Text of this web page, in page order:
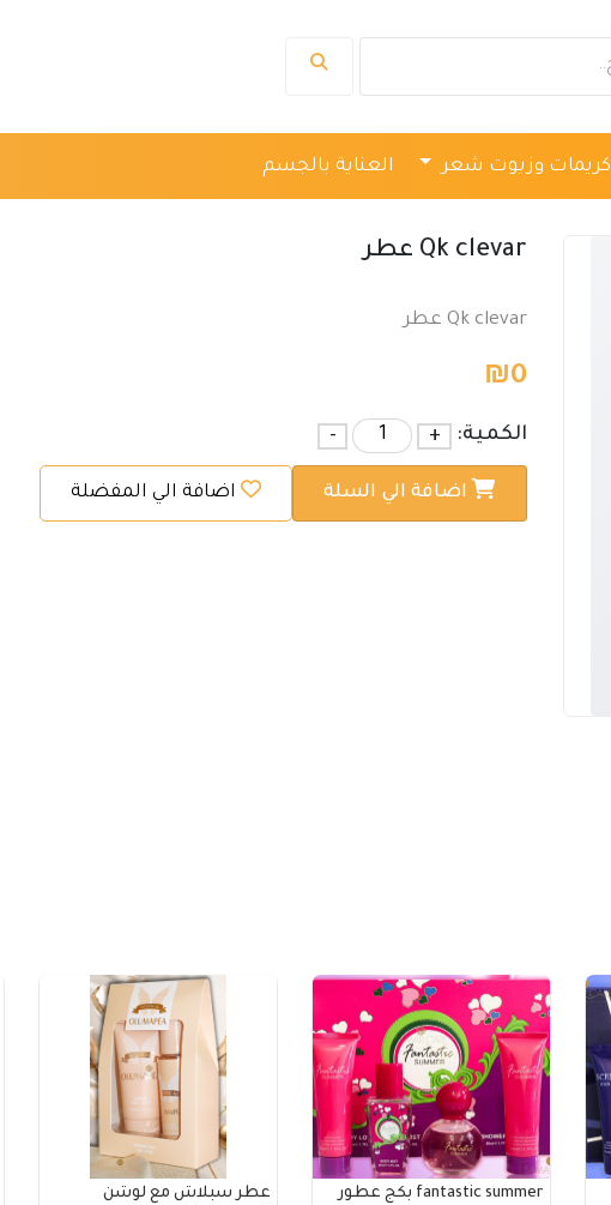
كريمات وزيوت شعر العناية بالجسم
Qk clevar عطر
Qk clevar عطر
₪0
الكمية: +
-
اضافة الي السلة اضافة الي المفضلة
fantastic summer بكج عطور
عطر سبلاش مع لوشن